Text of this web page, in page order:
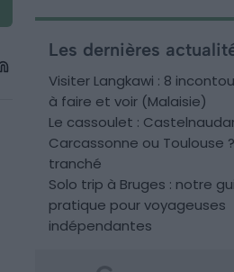
Les dernières
Visiter Langkawi : 8
à faire et voir (Malaisie)
Le cassoulet :
Carcassonne ou Toulouse
tranché
Solo trip à Bruges : notre
pratique pour voyageuses
indépendantes